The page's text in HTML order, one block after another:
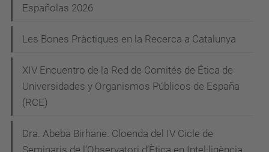
d
e
i
Españolas 2026
Les Bones Pràctiques en la Recerca a Catalunya
XIV Encuentro de la Red de Comités de Ética de
Universidades y Organismos Públicos de España
(RCE)
Dra. Abeba Birhane. Cloenda del IV Cicle de
Seminaris de l’Observatori d’Ètica en Intel·ligència